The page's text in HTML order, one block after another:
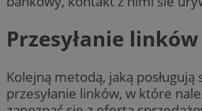
Przesyłanie linków
Kolejną metodą, jaką posługują
przesyłanie linków, w które